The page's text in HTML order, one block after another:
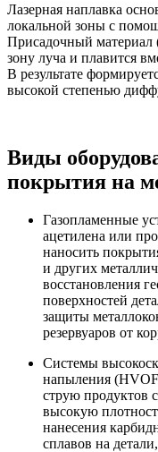
Лазерная наплавка
локальной зоны с
Присадочный материал
зону луча и плавится
В результате
высокой степенью
Виды
покрытия на
Газопламенные
ацетилена или
наносить
и других
восстановления
поверхностей
защиты
резервуаров от
Системы
напыления
струю продуктов
высокую
нанесения
сплавов на